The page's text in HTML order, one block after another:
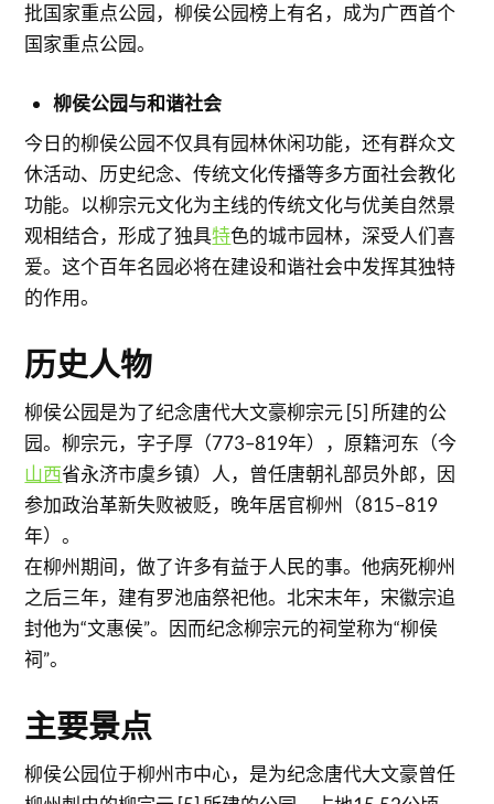
批国家重点公园，柳侯公园榜上有名，成为广西首个
国家重点公园。
柳侯公园与和谐社会
今日的柳侯公园不仅具有园林休闲功能，还有群众文
休活动、历史纪念、传统文化传播等多方面社会教化
功能。以柳宗元文化为主线的传统文化与优美自然景
观相结合，形成了独具特色的城市园林，深受人们喜
爱。这个百年名园必将在建设和谐社会中发挥其独特
的作用。
历史人物
柳侯公园是为了纪念唐代大文豪柳宗元 [5] 所建的公
园。柳宗元，字子厚（773–819年），原籍河东（今
山西省永济市虞乡镇）人，曾任唐朝礼部员外郎，因
参加政治革新失败被贬，晚年居官柳州（815–819
年）。
在柳州期间，做了许多有益于人民的事。他病死柳州
之后三年，建有罗池庙祭祀他。北宋末年，宋徽宗追
封他为“文惠侯”。因而纪念柳宗元的祠堂称为“柳侯
祠”。
主要景点
柳侯公园位于柳州市中心，是为纪念唐代大文豪曾任